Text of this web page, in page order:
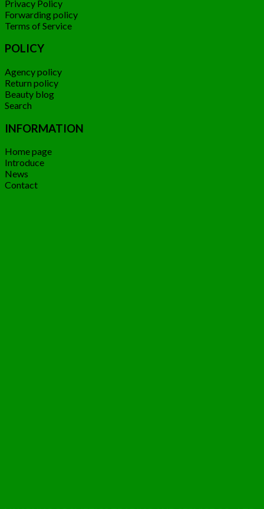
Privacy Policy
Forwarding policy
Terms of Service
POLICY
Agency policy
Return policy
Beauty blog
Search
INFORMATION
Home page
Introduce
News
Contact